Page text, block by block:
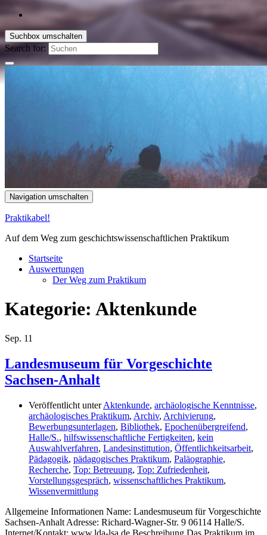
Suchbox umschalten
Search for:
Navigation umschalten
Praktikabel!
Auf dem Weg zum geschichtswissenschaftlichen Praktikum
Startseite
Auswertungen
Der Weg zum Praktikum
Kategorie: Aktenkunde
Sep. 11
Landesmuseum für Vorgeschichte
Sachsen-Anhalt
Veröffentlicht unterAktenkunde, archäologische Kenntnisse,
archäologisches Praktikum, Archiv, Archivierung,
Bewerbungsunterlagen, Bibliothek, Epochenübergreifend,
Halle/S., hilfswissenschaftliche Fertigkeiten, kein
Auswahlverfahren, Landesinstittution, Öffentlichkeitsarbeit,
Pädagogik, pädagogisches Praktikum, Paläographie,
Recherche, Top: Betreuung, Top: Zufriedenheit,
Vorstellungsgespräch, wissenschaftliches Praktikum,
Wissenvermittlung
Allgemeine Informationen Name: Landesmuseum für Vorgeschichte
Sachsen-Anhalt Adresse: Richard-Wagner-Str. 9 06114 Halle/S.
Internet/Kontakt: www.lda-lsa.de Beschreibung Das Praktikum im